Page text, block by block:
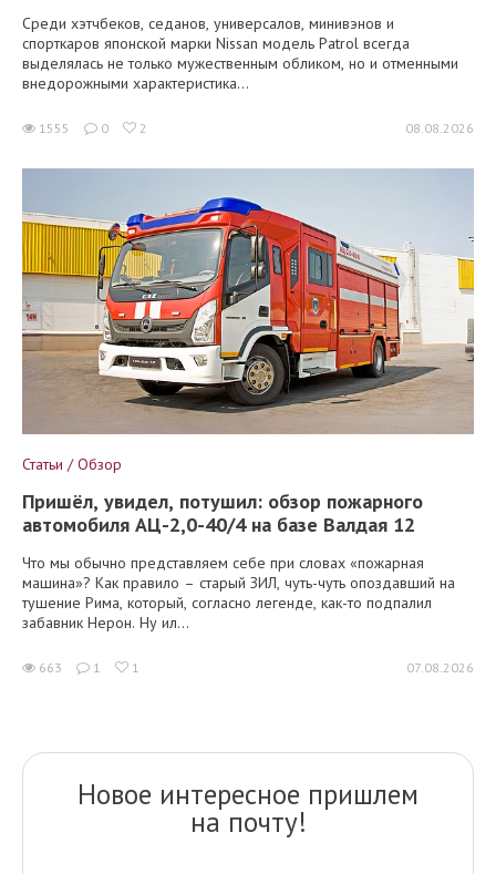
Среди хэтчбеков, седанов, универсалов, минивэнов и
спорткаров японской марки Nissan модель Patrol всегда
выделялась не только мужественным обликом, но и отменными
внедорожными характеристика...
1555 0 2 08.08.2026
Статьи / Обзор
Пришёл, увидел, потушил: обзор пожарного
автомобиля АЦ-2,0-40/4 на базе Валдая 12
Что мы обычно представляем себе при словах «пожарная
машина»? Как правило – старый ЗИЛ, чуть-чуть опоздавший на
тушение Рима, который, согласно легенде, как-то подпалил
забавник Нерон. Ну ил...
663 1 1 07.08.2026
Новое интересное пришлем
на почту!